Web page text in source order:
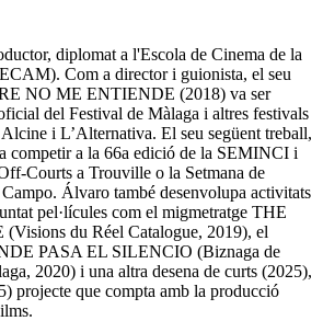
diplomat a l'Escola de Cinema de la
Com a director i guionista, el seu
NO ME ENTIENDE (2018) va ser
del Festival de Màlaga i altres festivals
i L’Alternativa. El seu següent treball,
a la 66a edició de la SEMINCI i
Courts a Trouville o la Setmana de
Álvaro també desenvolupa activitats
pel·lícules com el migmetratge THE
du Réel Catalogue, 2019), el
PASA EL SILENCIO (Biznaga de
2020) i una altra desena de curts (2025),
projecte que compta amb la producció